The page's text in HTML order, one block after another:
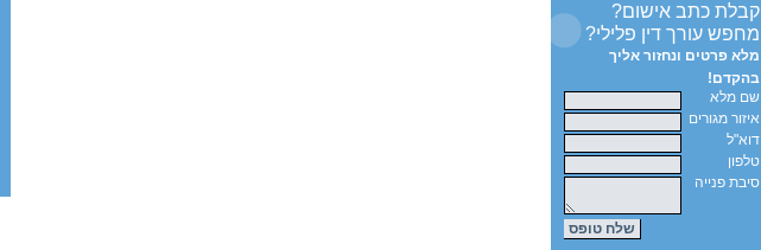
קבלת כתב אישום?
מחפש עורך דין פלילי?
מלא פרטים ונחזור אליך
בהקדם!
שם מלא
איזור מגורים
דוא"ל
טלפון
סיבת פנייה